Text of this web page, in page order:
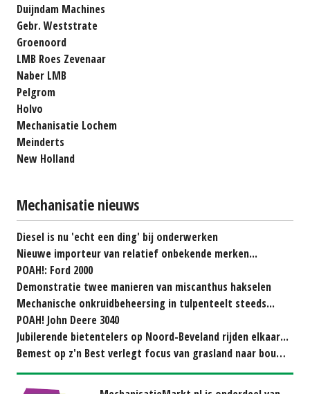
Duijndam Machines
Gebr. Weststrate
Groenoord
LMB Roes Zevenaar
Naber LMB
Pelgrom
Holvo
Mechanisatie Lochem
Meinderts
New Holland
Mechanisatie nieuws
Diesel is nu 'echt een ding' bij onderwerken
Nieuwe importeur van relatief onbekende merken...
POAH!: Ford 2000
Demonstratie twee manieren van miscanthus hakselen
Mechanische onkruidbeheersing in tulpenteelt steeds...
POAH! John Deere 3040
Jubilerende bietentelers op Noord-Beveland rijden elkaar...
Bemest op z'n Best verlegt focus van grasland naar bouwland